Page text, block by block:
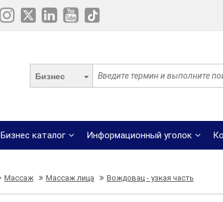
Бизнес
Бизнес каталог Информационный уголок
Массаж Массаж лица Вождовац - узкая часть